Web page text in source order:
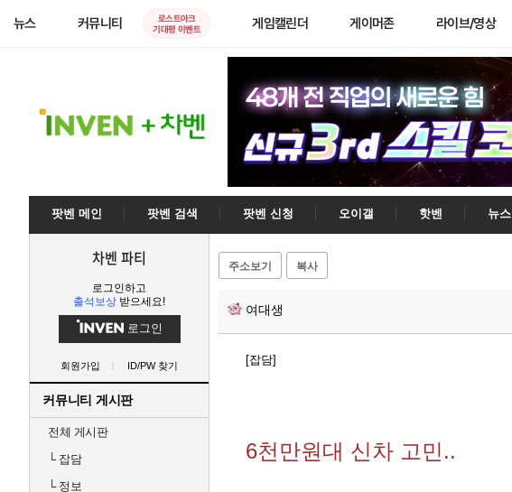
뉴스 커뮤니티
로스트아크
기대평 이벤트
게임캘린더 게이머존 라이브/영상
팟벤 메인 팟벤 검색 팟벤 신청 오이갤 핫벤
뉴스
차벤 파티
로그인하고
출석보상 받으세요!
로그인
회원가입 ID/PW 찾기
커뮤니티 게시판
전체 게시판
└잡담
└정보
주소보기 복사
여대생
[잡담]
6천만원대 신차 고민..